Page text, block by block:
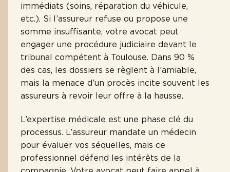
immédiats (soins, réparation du véhicule,
etc.). Si l’assureur refuse ou propose une
somme insuffisante, votre avocat peut
engager une procédure judiciaire devant le
tribunal compétent à Toulouse. Dans 90 %
des cas, les dossiers se règlent à l’amiable,
mais la menace d’un procès incite souvent les
assureurs à revoir leur offre à la hausse.
L’expertise médicale est une phase clé du
processus. L’assureur mandate un médecin
pour évaluer vos séquelles, mais ce
professionnel défend les intérêts de la